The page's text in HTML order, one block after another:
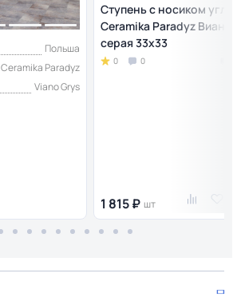
Польша
Ceramika Paradyz
Viano Grys
Ступень с носиком
Ceramika Paradyz Виано
серая 33x33
0 0
1 815 ₽ шт